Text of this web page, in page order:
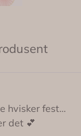
hvisker fest…
det 💕